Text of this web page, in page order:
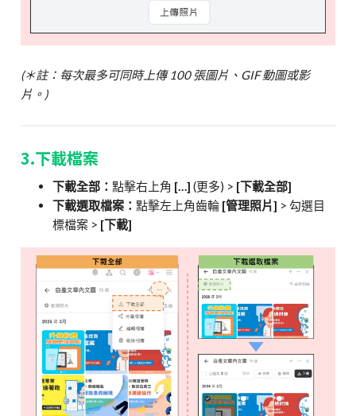
(＊註：每次最多可同時上傳 100 張圖片、GIF 動圖或影
片。)
3.下載檔案
下載全部：點擊右上角 […] (更多) > [下載全部]
下載選取檔案：點擊左上角齒輪 [管理照片] > 勾選目
標檔案 > [下載]